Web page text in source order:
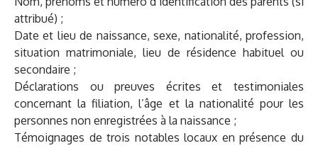
attribué) ;
Date et lieu de naissance, sexe, nationalité, profession,
situation matrimoniale, lieu de résidence habituel ou
secondaire ;
Déclarations ou preuves écrites et testimoniales
concernant la filiation, l’âge et la nationalité pour les
personnes non enregistrées à la naissance ;
Témoignages de trois notables locaux en présence du